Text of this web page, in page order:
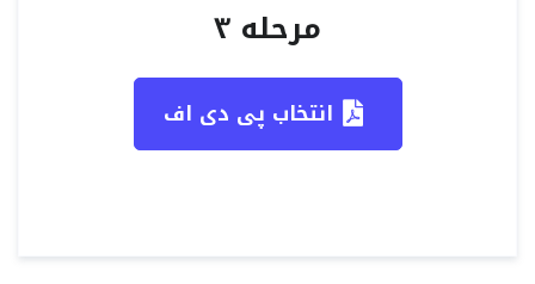
مرحله ۳
انتخاب پی دی اف